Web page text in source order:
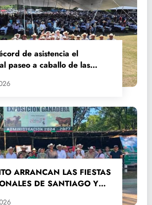
de asistencia el
paseo a caballo de las
Santiago y Santa Ana
ARRANCAN LAS FIESTAS
DE SANTIAGO Y